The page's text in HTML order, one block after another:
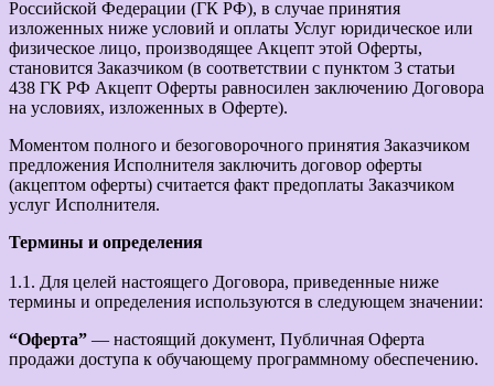
Российской Федерации (ГК РФ), в случае принятия
изложенных ниже условий и оплаты Услуг юридическое или
физическое лицо, производящее Акцепт этой Оферты,
становится Заказчиком (в соответствии с пунктом 3 статьи
438 ГК РФ Акцепт Оферты равносилен заключению Договора
на условиях, изложенных в Оферте).
Моментом полного и безоговорочного принятия Заказчиком
предложения Исполнителя заключить договор оферты
(акцептом оферты) считается факт предоплаты Заказчиком
услуг Исполнителя.
Термины и определения
1.1. Для целей настоящего Договора, приведенные ниже
термины и определения используются в следующем значении:
“Оферта” — настоящий документ, Публичная Оферта
продажи доступа к обучающему программному обеспечению.